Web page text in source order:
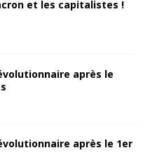
et les capitalistes !
après le
après le 1er